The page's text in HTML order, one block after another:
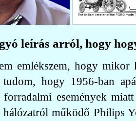
leírás arról, hogy
emlékszem, hogy mikor
hogy 1956-ban
események
működő Philips